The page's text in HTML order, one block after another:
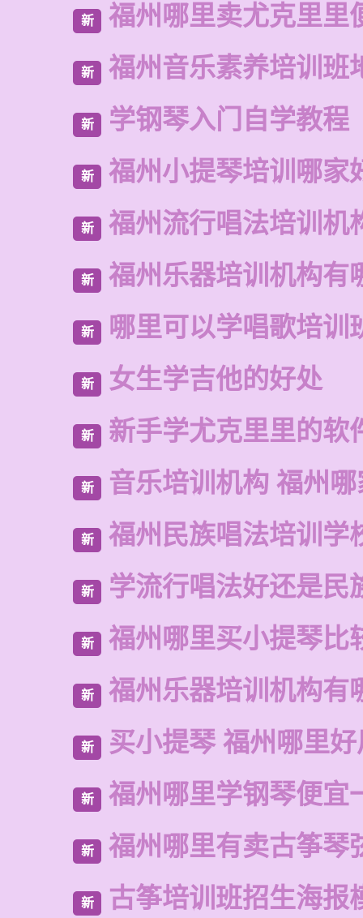
新 福州哪里卖尤克里里
新 福州音乐素养培训班
新 学钢琴入门自学教程
新 福州小提琴培训哪家
新 福州流行唱法培训机
新 福州乐器培训机构有
新 哪里可以学唱歌培训
新 女生学吉他的好处
新 新手学尤克里里的软
新 音乐培训机构 福州
新 福州民族唱法培训学
新 学流行唱法好还是民
新 福州哪里买小提琴比
新 福州乐器培训机构有
新 买小提琴 福州哪里
新 福州哪里学钢琴便宜
新 福州哪里有卖古筝琴
新 古筝培训班招生海报